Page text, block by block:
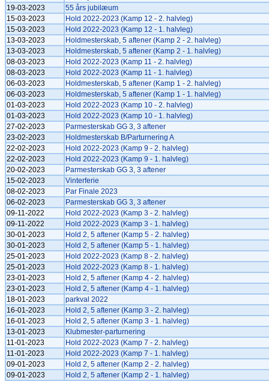
19-03-2023
55 års jubilæum
15-03-2023
Hold 2022-2023 (Kamp 12 - 2. halvleg)
15-03-2023
Hold 2022-2023 (Kamp 12 - 1. halvleg)
13-03-2023
Holdmesterskab, 5 aftener (Kamp 2 - 2. halvleg)
13-03-2023
Holdmesterskab, 5 aftener (Kamp 2 - 1. halvleg)
08-03-2023
Hold 2022-2023 (Kamp 11 - 2. halvleg)
08-03-2023
Hold 2022-2023 (Kamp 11 - 1. halvleg)
06-03-2023
Holdmesterskab, 5 aftener (Kamp 1 - 2. halvleg)
06-03-2023
Holdmesterskab, 5 aftener (Kamp 1 - 1. halvleg)
01-03-2023
Hold 2022-2023 (Kamp 10 - 2. halvleg)
01-03-2023
Hold 2022-2023 (Kamp 10 - 1. halvleg)
27-02-2023
Parmesterskab GG 3, 3 aftener
23-02-2023
Holdmesterskab B/Parturnering A
22-02-2023
Hold 2022-2023 (Kamp 9 - 2. halvleg)
22-02-2023
Hold 2022-2023 (Kamp 9 - 1. halvleg)
20-02-2023
Parmesterskab GG 3, 3 aftener
15-02-2023
Vinterferie
08-02-2023
Par Finale 2023
06-02-2023
Parmesterskab GG 3, 3 aftener
09-11-2022
Hold 2022-2023 (Kamp 3 - 2. halvleg)
09-11-2022
Hold 2022-2023 (Kamp 3 - 1. halvleg)
30-01-2023
Hold 2, 5 aftener (Kamp 5 - 2. halvleg)
30-01-2023
Hold 2, 5 aftener (Kamp 5 - 1. halvleg)
25-01-2023
Hold 2022-2023 (Kamp 8 - 2. halvleg)
25-01-2023
Hold 2022-2023 (Kamp 8 - 1. halvleg)
23-01-2023
Hold 2, 5 aftener (Kamp 4 - 2. halvleg)
23-01-2023
Hold 2, 5 aftener (Kamp 4 - 1. halvleg)
18-01-2023
parkval 2022
16-01-2023
Hold 2, 5 aftener (Kamp 3 - 2. halvleg)
16-01-2023
Hold 2, 5 aftener (Kamp 3 - 1. halvleg)
13-01-2023
Klubmester-parturnering
11-01-2023
Hold 2022-2023 (Kamp 7 - 2. halvleg)
11-01-2023
Hold 2022-2023 (Kamp 7 - 1. halvleg)
09-01-2023
Hold 2, 5 aftener (Kamp 2 - 2. halvleg)
09-01-2023
Hold 2, 5 aftener (Kamp 2 - 1. halvleg)